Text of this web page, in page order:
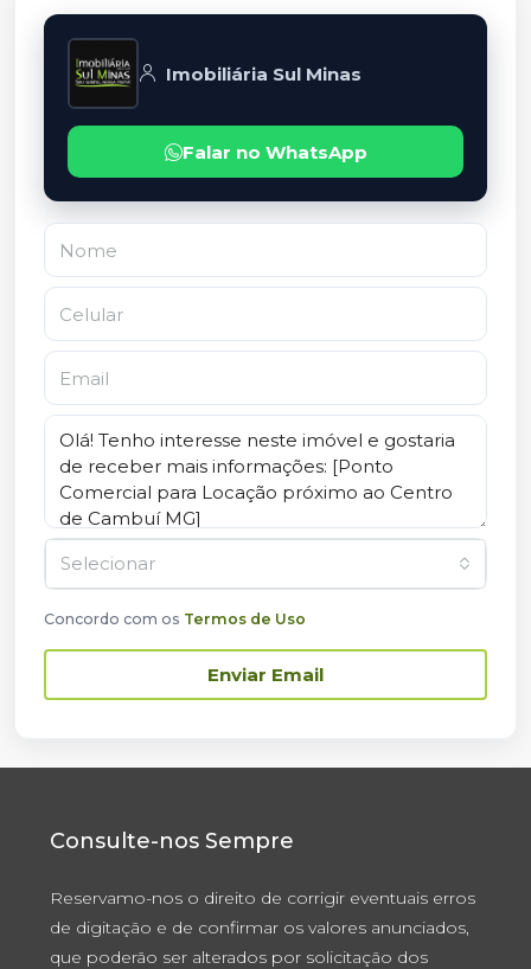
Imobiliária Sul Minas
Falar no WhatsApp
Selecionar
Concordo com os Termos de Uso
Enviar Email
Consulte-nos Sempre
Reservamo-nos o direito de corrigir eventuais erros
de digitação e de confirmar os valores anunciados,
que poderão ser alterados por solicitação dos